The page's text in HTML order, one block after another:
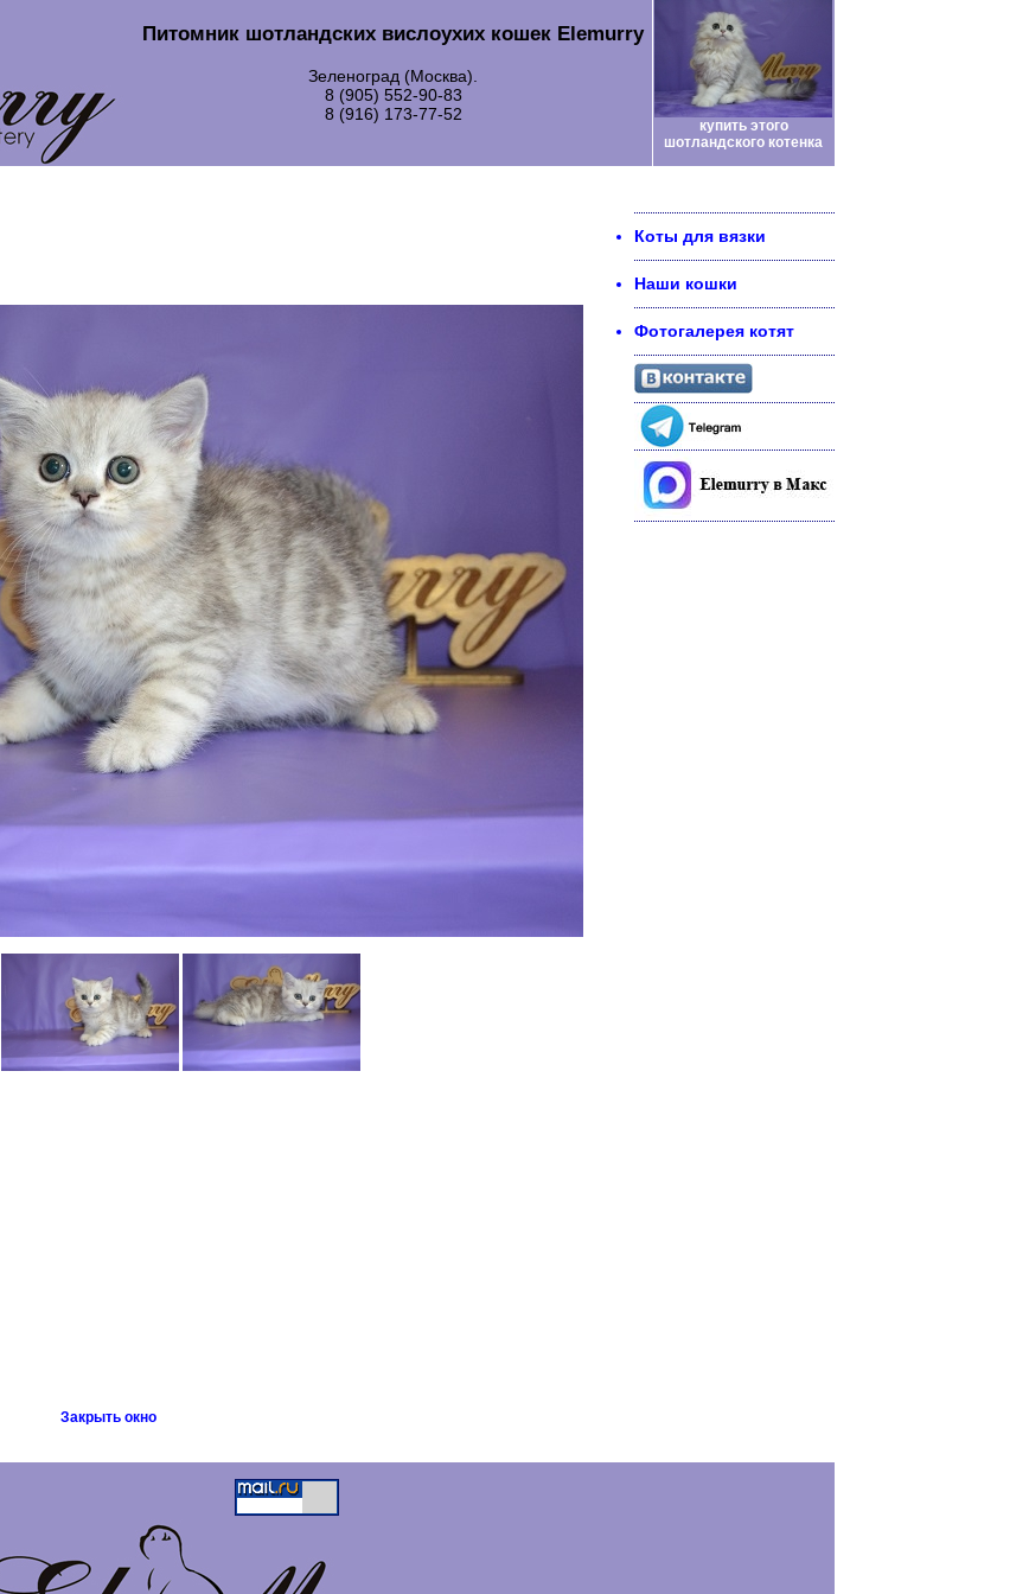
Питомник шотландских вислоухих кошек Elemurry
Зеленоград (Москва).
8 (905) 552-90-83
8 (916) 173-77-52
купить этого
шотландского котенка
Закрыть окно
Коты для вязки
Наши кошки
Фотогалерея котят